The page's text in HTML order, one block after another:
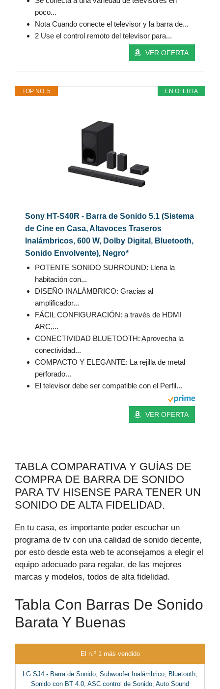
poco...
Nota Cuando conecte el televisor y la barra de...
2 Use el control remoto del televisor para...
VER OFERTA
EN OFERTA
TOP NO. 5
Sony HT-S40R - Barra de Sonido 5.1 (Sistema
de Cine en Casa, Altavoces Traseros
Inalámbricos, 600 W, Dolby Digital, Bluetooth,
Sonido Envolvente), Negro*
POTENTE SONIDO SURROUND: Llena la
habitación con...
DISEÑO INALÁMBRICO: Gracias al
amplificador...
FÁCIL CONFIGURACIÓN: a través de HDMI
ARC,...
CONECTIVIDAD BLUETOOTH: Aprovecha la
conectividad...
COMPACTO Y ELEGANTE: La rejilla de metal
perforado...
El televisor debe ser compatible con el Perfil...
VER OFERTA
TABLA COMPARATIVA Y GUÍAS DE
COMPRA DE BARRA DE SONIDO
PARA TV HISENSE PARA TENER UN
SONIDO DE ALTA FIDELIDAD.
En tu casa, es importante poder escuchar un
programa de tv con una calidad de sonido decente,
por esto desde esta web te aconsejamos a elegir el
equipo adecuado para regalar, de las mejores
marcas y modelos, todos de alta fidelidad.
Tabla Con Barras De Sonido
Barata Y Buenas
El n.º 1 más vendido
LG SJ4 - Barra de Sonido, Subwoofer Inalámbrico, Bluetooth,
Sonido con BT 4.0, ASC control de Sonido, Auto Sound